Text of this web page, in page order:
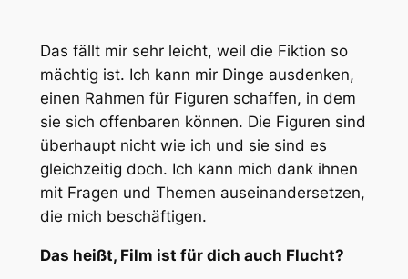
Das fällt mir sehr leicht, weil die Fiktion so
mächtig ist. Ich kann mir Dinge ausdenken,
einen Rahmen für Figuren schaffen, in dem
sie sich offenbaren können. Die Figuren sind
überhaupt nicht wie ich und sie sind es
gleichzeitig doch. Ich kann mich dank ihnen
mit Fragen und Themen auseinandersetzen,
die mich beschäftigen.
Das heißt, Film ist für dich auch Flucht?